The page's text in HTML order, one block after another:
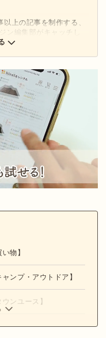
上の記事を制作する、
ン編集部がキャッチし
けします。
物】
ンプ・アウトドア】
ンユース】